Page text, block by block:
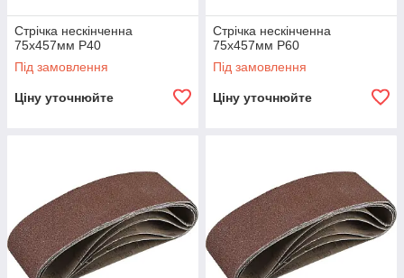
Стрічка нескінченна
75х457мм P40
Під замовлення
Ціну уточнюйте
Стрічка нескінченна
75х457мм Р60
Під замовлення
Ціну уточнюйте